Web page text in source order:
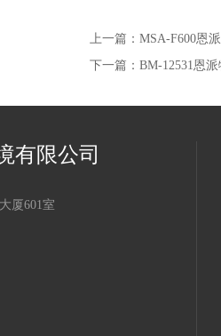
上一篇： MSA-F600恩
下一篇： BM-12531恩
有限公司
厦601室